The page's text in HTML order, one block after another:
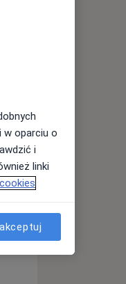
Czw,
13 Sie
w oparciu o
i
linki